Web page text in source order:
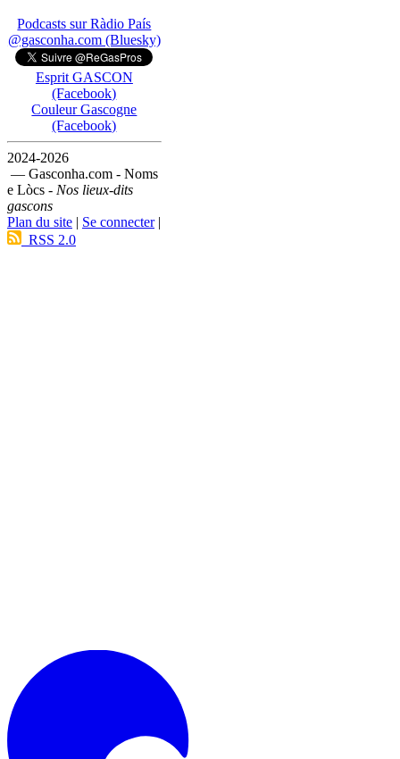
Podcasts sur Ràdio País
@gasconha.com (Bluesky)
Esprit GASCON
(Facebook)
Couleur Gascogne
(Facebook)
2024-2026
— Gasconha.com - Noms
e Lòcs - Nos lieux-dits
gascons
Plan du site | Se connecter|
RSS 2.0